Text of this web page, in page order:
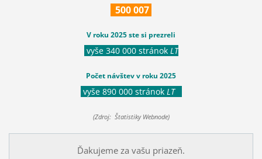
500007
V roku 2025 ste si prezreli
vyše 340 000 stránok LT
Počet návštev v roku 2025
vyše 890 000 stránok LT
(Zdroj: Štatistiky Webnode)
Ďakujeme za vašu priazeň.